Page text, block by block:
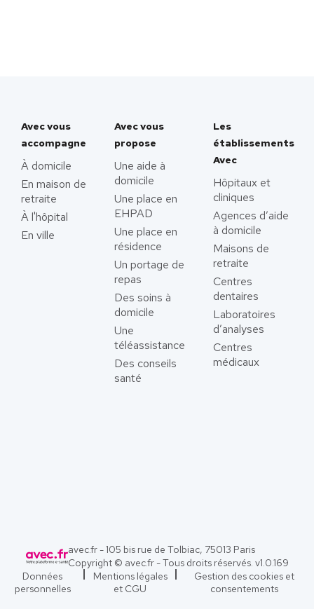
Avec vous
accompagne
À domicile
En maison de
retraite
À l'hôpital
En ville
Avec vous
propose
Une aide à
domicile
Une place en
EHPAD
Une place en
résidence
Un portage de
repas
Des soins à
domicile
Une
téléassistance
Des conseils
santé
Les
établissements
Avec
Hôpitaux et
cliniques
Agences d’aide
à domicile
Maisons de
retraite
Centres
dentaires
Laboratoires
d’analyses
Centres
médicaux
avec.fr - 105 bis rue de Tolbiac, 75013 Paris
Copyright © avec.fr - Tous droits réservés. v1.0.169
Données
personnelles
Mentions légales
et CGU
Gestion des cookies et
consentements